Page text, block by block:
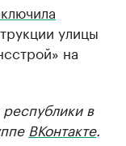
улицы
на
в
ВКонтакте.